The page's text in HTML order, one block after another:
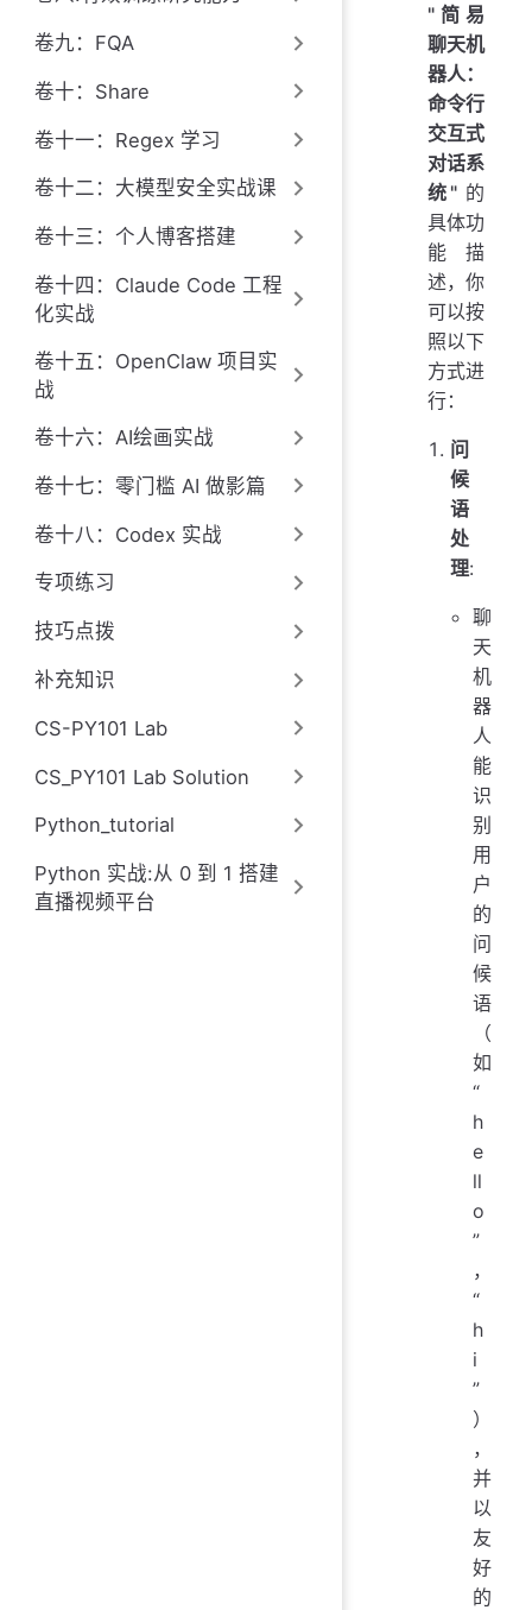
卷九：FQA
卷十：Share
卷十一：Regex 学习
卷十二：大模型安全实战课
卷十三：个人博客搭建
卷十四：Claude Code 工程
化实战
卷十五：OpenClaw 项目实
战
卷十六：AI绘画实战
卷十七：零门槛 AI 做影篇
卷十八：Codex 实战
专项练习
技巧点拨
补充知识
CS-PY101 Lab
CS_PY101 Lab Solution
Python_tutorial
Python 实战:从 0 到 1 搭建
直播视频平台
"简易
聊天机
器人：
命令行
交互式
对话系
统"的
具体功
能描
述，你
可以按
照以下
方式进
行：
问
候
语
处
理:
聊
天
机
器
人
能
识
别
用
户
的
问
候
语
（
如
“
h
e
ll
o
”
，
“
h
i
”
）
，
并
以
友
好
的